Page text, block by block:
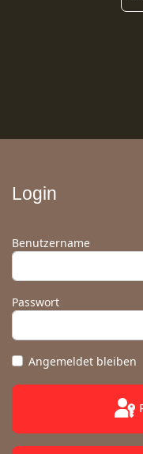
Login
Benutzername
Passwort
Angemeldet bleiben